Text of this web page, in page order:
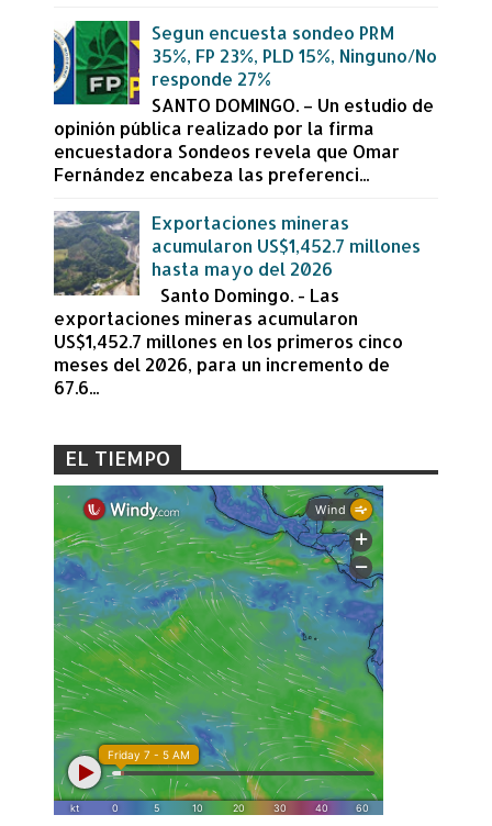
Segun encuesta sondeo PRM
35%, FP 23%, PLD 15%, Ninguno/No
responde 27%
SANTO DOMINGO. – Un estudio de
opinión pública realizado por la firma
encuestadora Sondeos revela que Omar
Fernández encabeza las preferenci...
Exportaciones mineras
acumularon US$1,452.7 millones
hasta mayo del 2026
Santo Domingo. - Las
exportaciones mineras acumularon
US$1,452.7 millones en los primeros cinco
meses del 2026, para un incremento de
67.6...
EL TIEMPO